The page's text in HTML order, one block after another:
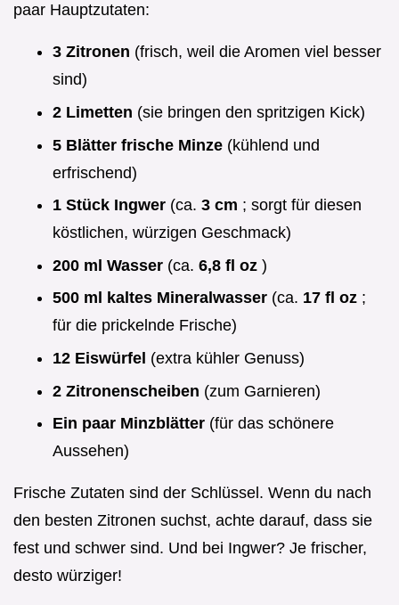
paar Hauptzutaten:
3 Zitronen (frisch, weil die Aromen viel besser
sind)
2 Limetten (sie bringen den spritzigen Kick)
5 Blätter frische Minze (kühlend und
erfrischend)
1 Stück Ingwer (ca. 3 cm ; sorgt für diesen
köstlichen, würzigen Geschmack)
200 ml Wasser (ca. 6,8 fl oz )
500 ml kaltes Mineralwasser (ca. 17 fl oz ;
für die prickelnde Frische)
12 Eiswürfel (extra kühler Genuss)
2 Zitronenscheiben (zum Garnieren)
Ein paar Minzblätter (für das schönere
Aussehen)
Frische Zutaten sind der Schlüssel. Wenn du nach
den besten Zitronen suchst, achte darauf, dass sie
fest und schwer sind. Und bei Ingwer? Je frischer,
desto würziger!